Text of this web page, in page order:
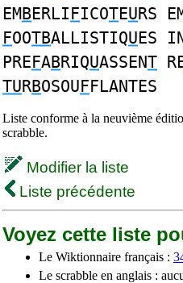
EMBERLIFICOTEURS
FOOTBALLISTIQUES
PREFABRIQUASSENT
TURBOSOUFFLANTES
Liste conforme à la neuvième
scrabble.
Modifier la liste
Liste précédente
Voyez cette liste
Le Wiktionnaire français :
Le scrabble en anglais :